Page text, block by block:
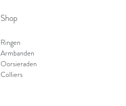
Shop
Ringen
Armbanden
Oorsieraden
Colliers